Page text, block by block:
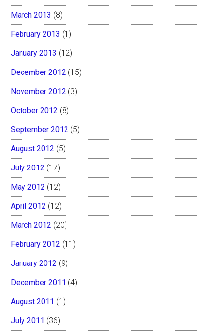
March 2013 (8)
February 2013 (1)
January 2013 (12)
December 2012 (15)
November 2012 (3)
October 2012 (8)
September 2012 (5)
August 2012 (5)
July 2012 (17)
May 2012 (12)
April 2012 (12)
March 2012 (20)
February 2012 (11)
January 2012 (9)
December 2011 (4)
August 2011 (1)
July 2011 (36)